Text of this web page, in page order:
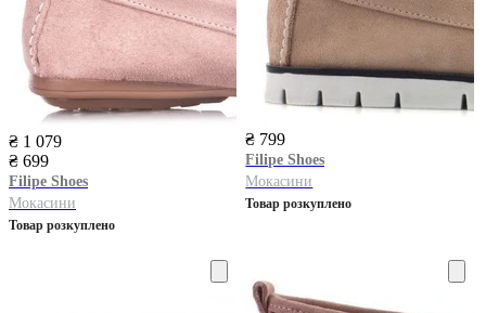
₴ 1 079
₴ 699
Filipe Shoes
Мокасини
Товар розкуплено
₴ 799
Filipe Shoes
Мокасини
Товар розкуплено